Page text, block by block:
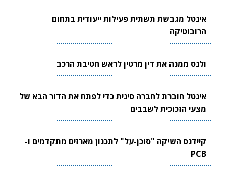
אינטל מגבשת תשתית פעילות ייעודית בתחום
הרובוטיקה
ולנס ממנה את דין מרטין לראש חטיבת הרכב
אינטל חוברת לחברה סינית כדי לפתח את הדור הבא של
מצעי הזכוכית לשבבים
קיידנס השיקה "סוכן-על" לתכנון מארזים מתקדמים ו-
PCB